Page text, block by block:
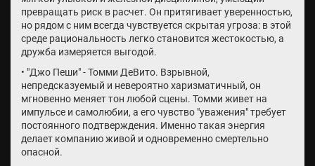
превращать риск в расчет. Он притягивает уверенностью,
но рядом с ним всегда чувствуется скрытая угроза: в этой
среде рациональность легко становится жестокостью, а
дружба измеряется выгодой.
• "Джо Пеши" - Томми ДеВито. Взрывной,
непредсказуемый и невероятно харизматичный, он
мгновенно меняет тон любой сцены. Томми живет на
импульсе и самолюбии, а его чувство "уважения" требует
постоянного подтверждения. Именно такая энергия
делает компанию живой и одновременно смертельно
опасной.